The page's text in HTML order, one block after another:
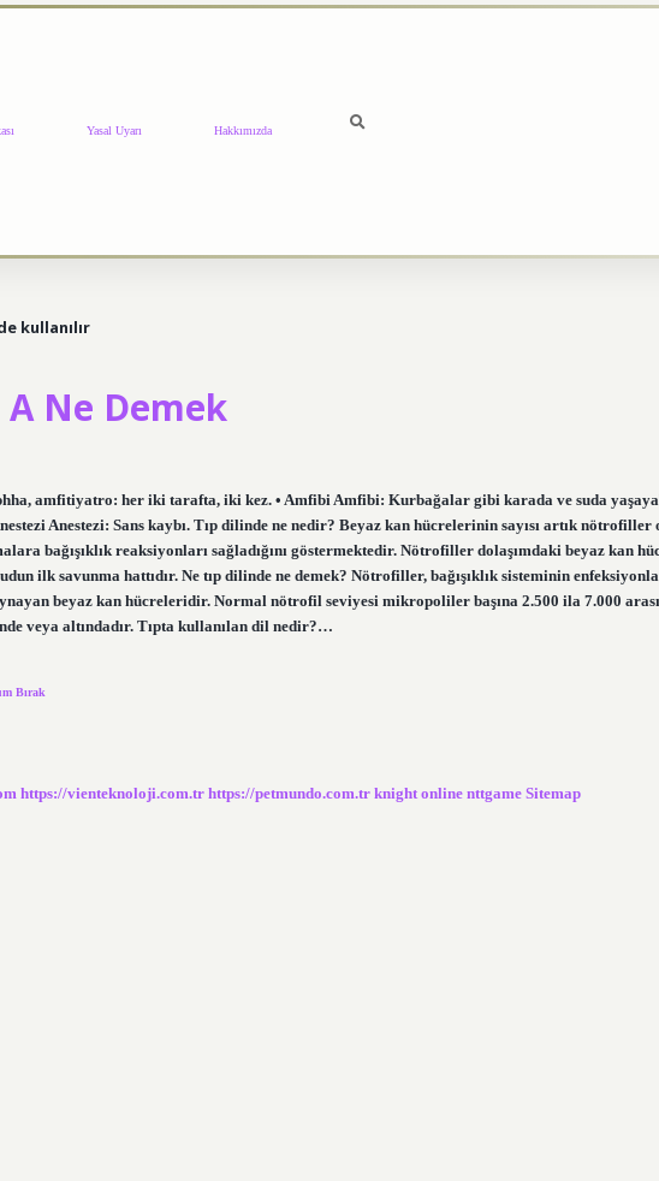
Yasal Uyarı Hakkımızda
kullanılır
A Ne Demek
amfitiyatro: her iki tarafta, iki kez. • Amfibi Amfibi: Kurbağalar gibi karada ve suda
Anestezi: Sans kaybı. Tıp dilinde ne nedir? Beyaz kan hücrelerinin sayısı artık
bağışıklık reaksiyonları sağladığını göstermektedir. Nötrofiller dolaşımdaki beyaz kan
ilk savunma hattıdır. Ne tıp dilinde ne demek? Nötrofiller, bağışıklık sisteminin
beyaz kan hücreleridir. Normal nötrofil seviyesi mikropoliler başına 2.500 ila 7.000
veya altındadır. Tıpta kullanılan dil nedir?…
Bırak
https://vienteknoloji.com.tr https://petmundo.com.tr knight online nttgame Sitemap